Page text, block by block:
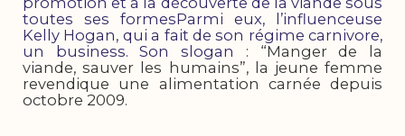
toutes ses formesParmi eux, l’influenceuse
Kelly Hogan, qui a fait de son régime carnivore,
un business. Son slogan : “Manger de la
viande, sauver les humains”, la jeune femme
revendique une alimentation carnée depuis
octobre 2009.